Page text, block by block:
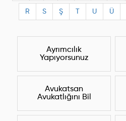
R S Ş U Ü
Ayrımcılık
Yapıyorsunuz
Avukatsan
Avukatlığını Bil